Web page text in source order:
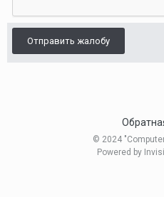
Отправить жалобу
© 2024
Powered by